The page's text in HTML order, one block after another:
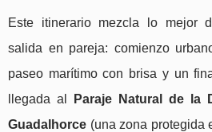
Este itinerario mezcla lo mejor
salida en pareja: comienzo
paseo marítimo con brisa y un
llegada al
Paraje Natural de la
Guadalhorce (una zona protegida